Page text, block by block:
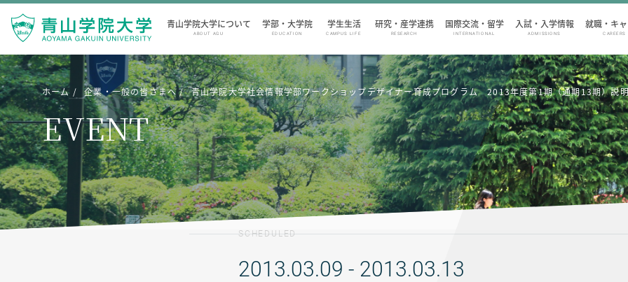
青山学院大学について
ABOUT AGU
学部・大学院
EDUCATION
学生生活
CAMPUS LIFE
研究・産学連携
RESEARCH
国際交流・留学
INTERNATIONAL
入試・入学情報
ADMISSIONS
就職・キ
CAREERS
ホーム 企業・一般の皆さまへ 青山学院大学社会情報学部ワークショップデザイナー育成プログラム 2013年度第1期（通期13期）説
EVENT
SCHEDULED
2013.03.09 - 2013.03.13